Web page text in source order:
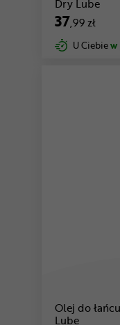
Dry Lube
37,99 zł
U Ciebiew
Olej do
Lube